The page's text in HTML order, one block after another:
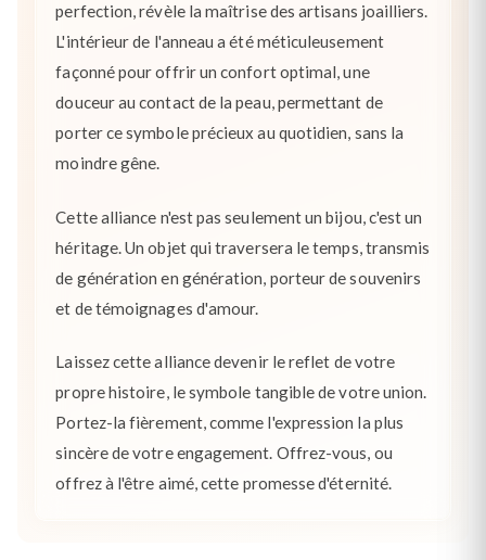
perfection, révèle la maîtrise des artisans joailliers.
L'intérieur de l'anneau a été méticuleusement
façonné pour offrir un confort optimal, une
douceur au contact de la peau, permettant de
porter ce symbole précieux au quotidien, sans la
moindre gêne.
Cette alliance n'est pas seulement un bijou, c'est un
héritage. Un objet qui traversera le temps, transmis
de génération en génération, porteur de souvenirs
et de témoignages d'amour.
Laissez cette alliance devenir le reflet de votre
propre histoire, le symbole tangible de votre union.
Portez-la fièrement, comme l'expression la plus
sincère de votre engagement. Offrez-vous, ou
offrez à l'être aimé, cette promesse d'éternité.